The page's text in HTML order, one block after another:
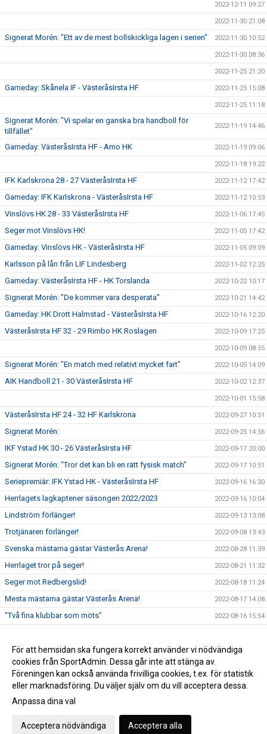
2022-12-11 09:27
2022-11-30 21:08
Signerat Morén: "Ett av de mest bollskickliga lagen i serien" 2022-11-30 10:52
2022-11-30 08:36
2022-11-25 21:20
Gameday: Skånela IF - VästeråsIrsta HF 2022-11-25 15:08
2022-11-25 11:18
Signerat Morén: "Vi spelar en ganska bra handboll för
tillfället"
2022-11-19 14:46
Gameday: VästeråsIrsta HF - Amo HK 2022-11-19 09:06
2022-11-18 19:22
IFK Karlskrona 28 - 27 VästeråsIrsta HF 2022-11-12 17:42
Gameday: IFK Karlskrona - VästeråsIrsta HF 2022-11-12 10:53
Vinslövs HK 28 - 33 VästeråsIrsta HF 2022-11-06 17:45
Seger mot Vinslövs HK! 2022-11-05 17:42
Gameday: Vinslövs HK - VästeråsIrsta HF 2022-11-05 09:09
Karlsson på lån från LIF Lindesberg 2022-11-02 12:25
Gameday: VästeråsIrsta HF - HK Torslanda 2022-10-22 10:17
Signerat Morén: "De kommer vara desperata" 2022-10-21 14:42
Gameday: HK Drott Halmstad - VästeråsIrsta HF 2022-10-16 12:20
VästeråsIrsta HF 32 - 29 Rimbo HK Roslagen 2022-10-09 17:25
2022-10-09 08:55
Signerat Morén: "En match med relativt mycket fart" 2022-10-05 14:09
AIK Handboll 21 - 30 VästeråsIrsta HF 2022-10-02 12:37
2022-10-01 15:58
VästeråsIrsta HF 24 - 32 HF Karlskrona 2022-09-27 10:51
Signerat Morén: 2022-09-25 14:56
IKF Ystad HK 30 - 26 VästeråsIrsta HF 2022-09-17 20:00
Signerat Morén: "Tror det kan bli en rätt fysisk match" 2022-09-17 10:51
Seriepremiär: IFK Ystad HK - VästeråsIrsta HF 2022-09-16 16:30
Herrlagets lagkaptener säsongen 2022/2023 2022-09-16 10:04
Lindström förlänger! 2022-09-13 13:08
Trotjänaren förlänger! 2022-09-08 13:43
Svenska mästarna gästar Västerås Arena! 2022-08-28 11:39
Herrlaget tror på seger! 2022-08-21 11:32
Seger mot Redbergslid! 2022-08-18 11:24
Mesta mästarna gästar Västerås Arena! 2022-08-17 14:08
"Två fina klubbar som möts" 2022-08-16 15:54
Hagsköld förlänger! 2022-06-29 14:53
Johan Jonsson ansluter från Anderstorp! 2022-06-28 14:52
Gå till Webbversion
För att hemsidan ska fungera korrekt använder vi nödvändiga
cookies från SportAdmin. Dessa går inte att stänga av.
Föreningen kan också använda frivilliga cookies, t.ex. för statistik
eller marknadsföring. Du väljer själv om du vill acceptera dessa.
Anpassa dina val
Acceptera nödvändiga Acceptera alla